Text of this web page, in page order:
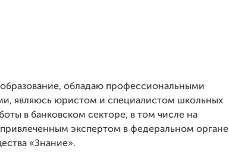
обладаю профессиональными
являюсь юристом и специалистом школьных
в банковском секторе, в том числе на
экспертом в федеральном органе
«Знание».